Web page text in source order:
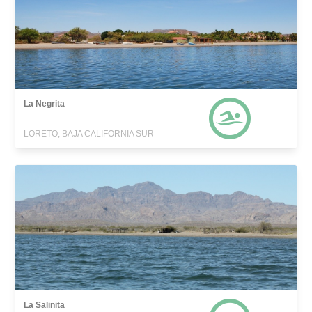
La Negrita
LORETO, BAJA CALIFORNIA SUR
La Salinita